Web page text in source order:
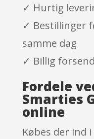
✓ Hurtig
✓ Bestillinger
samme dag
✓ Billig
Fordele
Smarties
online
Købes der ind